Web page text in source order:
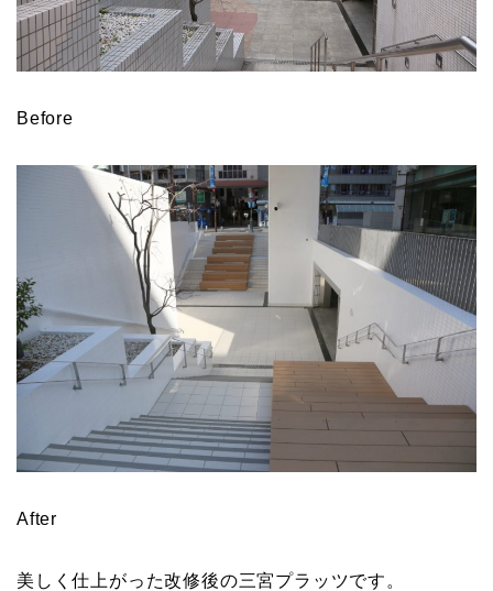
Before
After
美しく仕上がった改修後の三宮プラッツです。